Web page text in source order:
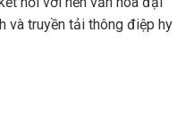
và truyền tải thông điệp hy